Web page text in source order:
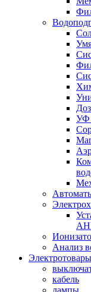
УФ
Анализ
Электротовары
кабель
лампы